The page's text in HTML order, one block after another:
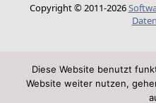
Copyright © 2011-2026
Diese Website benutzt
Website weiter nutzen,